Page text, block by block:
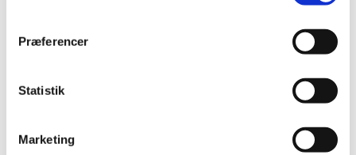
Præferencer
Statistik
Marketing
december (10)
oktober (18)
juli (11)